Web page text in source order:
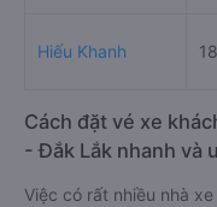
Hiếu Khanh
Cách đặt vé xe
- Đắk Lắk nhanh và
Việc có rất nhiều nhà